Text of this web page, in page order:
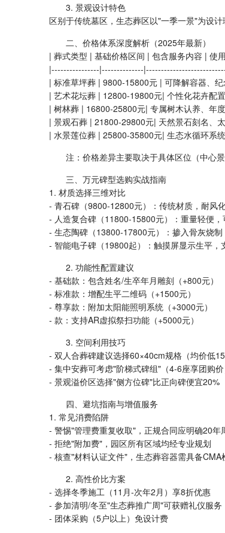
3. 景观设计特色
区别于传统墓区，生态葬区以"一季一景"为设
二、价格体系深度解析（2025年最新）
| 葬式类型 | 基础价格区间 | 包含服务内容 | 使
|----------------|--------------
| 标准草坪葬 | 9800-15800元 | 可降解容器、
| 艺术花坛葬 | 12800-19800元| 个性化花卉配
| 树林葬 | 16800-25800元| 专属树木认养、年
| 景观石葬 | 21800-29800元| 天然景石刻名、
| 水景莲位葬 | 25800-35800元| 生态水循环系
注：价格差异主要取决于具体区位（中心
三、万元碑型选购实战指南
1. 材质选择三维对比
- 青石碑（9800-12800元）：传统材质，耐风
- 人造复合碑（11800-15800元）：重量轻便，
- 生态陶碑（13800-17800元）：掺入骨灰烧
- 智能电子碑（19800起）：触摸屏显示生平，
2. 功能性配置建议
- 基础款：包含姓名/生卒年月雕刻（+800元）
- 标准款：增配生平二维码（+1500元）
- 尊享款：附加太阳能照明系统（+3000元）
- 款：支持AR虚拟祭扫功能（+5000元）
3. 空间利用技巧
- 双人合葬碑建议选择60×40cm规格（均价低
- 集中安葬可考虑"阶梯式碑组"（4-6座享团购价
- 景观溢价区选择"侧方位碑"比正向碑便宜20%
四、避坑指南与增值服务
1. 常见消费陷阱
- 警惕"管理费重复收取"，正规合同应明确20年
- 拒绝"附加费"，园区所有区域均经专业规划
- 核查"材料认证文件"，生态葬容器需具备CMA
2. 高性价比方案
- 选择冬季施工（11月-次年2月）享8折优惠
- 参加清明/冬至"生态葬推广周"可获赠礼仪服务
- 团体采购（5户以上）免设计费